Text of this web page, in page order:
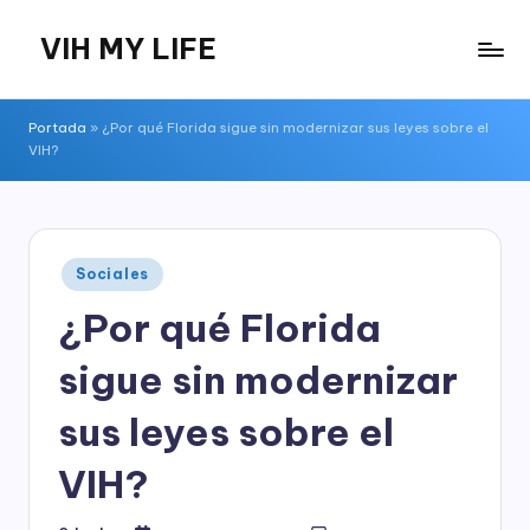
Saltar
contenido
VIH MY LIFE
Portada » ¿Por qué Florida sigue sin modernizar sus leyes sobre el
VIH?
Publicado
en
Sociales
¿Por qué Florida
sigue sin modernizar
sus leyes sobre el
VIH?